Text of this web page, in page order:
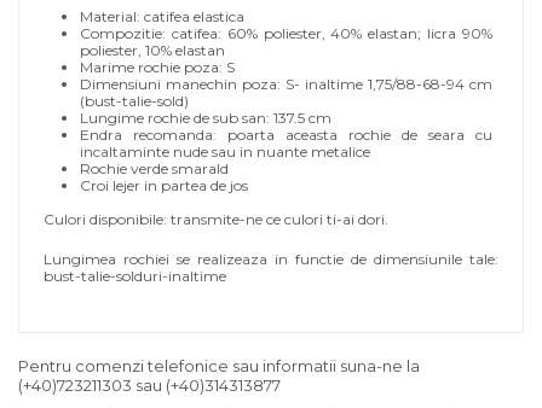
Material: catifea elastica
Compozitie: catifea: 60% poliester, 40% elastan; licra 90%
poliester, 10% elastan
Marime rochie poza: S
Dimensiuni manechin poza: S- inaltime 1,75/88-68-94 cm
(bust-talie-sold)
Lungime rochie de sub san: 137.5 cm
Endra recomanda: poarta aceasta rochie de seara cu
incaltaminte nude sau in nuante metalice
Rochie verde smarald
Croi lejer in partea de jos
Culori disponibile: transmite-ne ce culori ti-ai dori.
Lungimea rochiei se realizeaza in functie de dimensiunile tale:
bust-talie-solduri-inaltime
Pentru comenzi telefonice sau informatii suna-ne la
(+40)723211303 sau (+40)314313877